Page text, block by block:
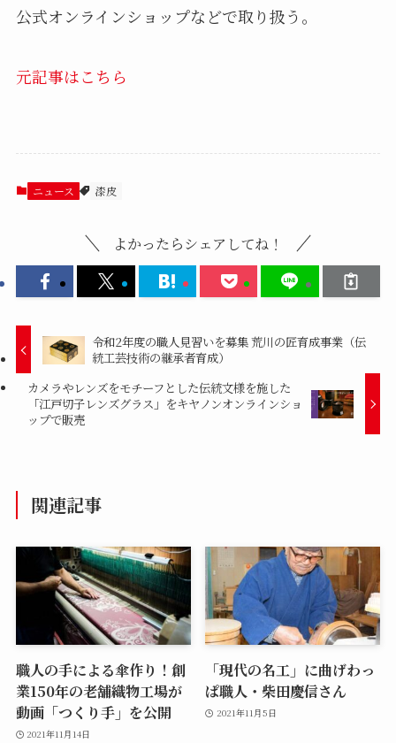
公式オンラインショップなどで取り扱う。
元記事はこちら
ニュース 漆皮
よかったらシェアしてね！
令和2年度の職人見習いを募集 荒川の匠育成事業（伝
統工芸技術の継承者育成）
カメラやレンズをモチーフとした伝統文様を施した
「江戸切子レンズグラス」をキヤノンオンラインショ
ップで販売
関連記事
職人の手による傘作り！創
業150年の老舗織物工場が
動画「つくり手」を公開
2021年11月14日
「現代の名工」に曲げわっ
ぱ職人・柴田慶信さん
2021年11月5日